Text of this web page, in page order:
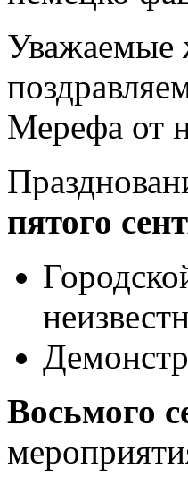
Уважаемые
Мерефа от
пятого
Восьмого